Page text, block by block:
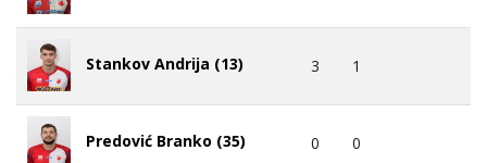
Stankov Andrija (13) 3 1
Predović Branko (35) 0 0